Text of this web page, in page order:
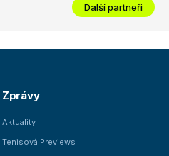
Další partneři
Zprávy
Aktuality
Tenisová Previews